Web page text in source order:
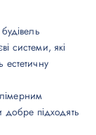
системи, які
естетичну
добре підходять